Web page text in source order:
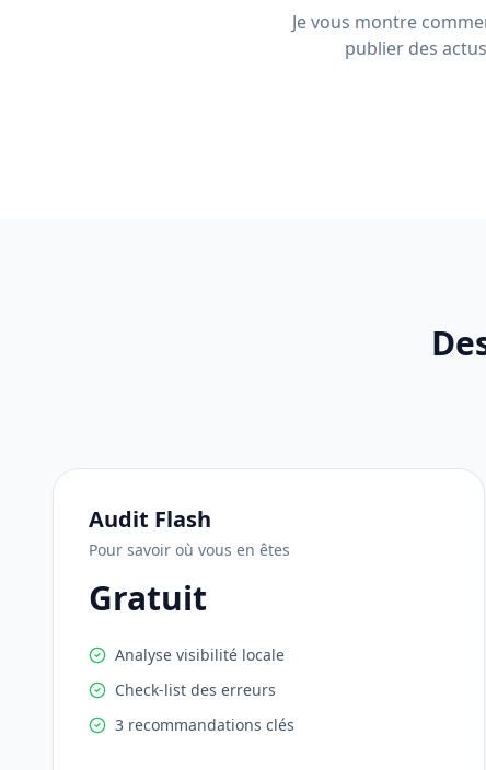
Je vous montre
publier des
Audit Flash
Pour savoir où vous en êtes
Gratuit
Analyse visibilité locale
Check-list des erreurs
3 recommandations clés